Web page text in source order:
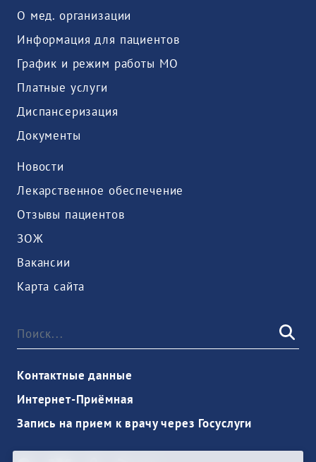
О мед. организации
Информация для пациентов
График и режим работы МО
Платные услуги
Диспансеризация
Документы
Новости
Лекарственное обеспечение
Отзывы пациентов
ЗОЖ
Вакансии
Карта сайта
Контактные данные
Интернет-Приёмная
Запись на прием к врачу через Госуслуги